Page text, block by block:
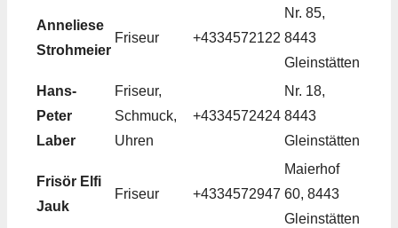
Anneliese
Strohmeier
Friseur +4334572122
Nr. 85,
8443
Gleinstätten
Hans-
Peter
Laber
Friseur,
Schmuck,
Uhren
+4334572424
Nr. 18,
8443
Gleinstätten
Frisör Elfi
Jauk
Friseur +4334572947
Maierhof
60, 8443
Gleinstätten